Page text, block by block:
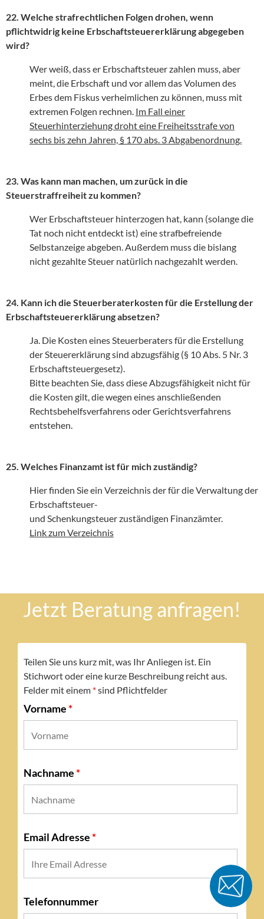
22. Welche strafrechtlichen Folgen drohen, wenn
pflichtwidrig keine Erbschaftsteuererklärung abgegeben
wird?
Wer weiß, dass er Erbschaftsteuer zahlen muss, aber
meint, die Erbschaft und vor allem das Volumen des
Erbes dem Fiskus verheimlichen zu können, muss mit
extremen Folgen rechnen. Im Fall einer
Steuerhinterziehung droht eine Freiheitsstrafe von
sechs bis zehn Jahren, § 170 abs. 3 Abgabenordnung.
23. Was kann man machen, um zurück in die
Steuerstraffreiheit zu kommen?
Wer Erbschaftsteuer hinterzogen hat, kann (solange die
Tat noch nicht entdeckt ist) eine strafbefreiende
Selbstanzeige abgeben. Außerdem muss die bislang
nicht gezahlte Steuer natürlich nachgezahlt werden.
24. Kann ich die Steuerberaterkosten für die Erstellung der
Erbschaftsteuererklärung absetzen?
Ja. Die Kosten eines Steuerberaters für die Erstellung
der Steuererklärung sind abzugsfähig (§ 10 Abs. 5 Nr. 3
Erbschaftsteuergesetz).
Bitte beachten Sie, dass diese Abzugsfähigkeit nicht für
die Kosten gilt, die wegen eines anschließenden
Rechtsbehelfsverfahrens oder Gerichtsverfahrens
entstehen.
25. Welches Finanzamt ist für mich zuständig?
Hier finden Sie ein Verzeichnis der für die Verwaltung der
Erbschaftsteuer-
und Schenkungsteuer zuständigen Finanzämter.
Link zum Verzeichnis
Jetzt Beratung anfragen!
Teilen Sie uns kurz mit, was Ihr Anliegen ist. Ein
Stichwort oder eine kurze Beschreibung reicht aus.
Felder mit einem *sind Pflichtfelder
Vorname*
Nachname*
Email Adresse*
Telefonnummer